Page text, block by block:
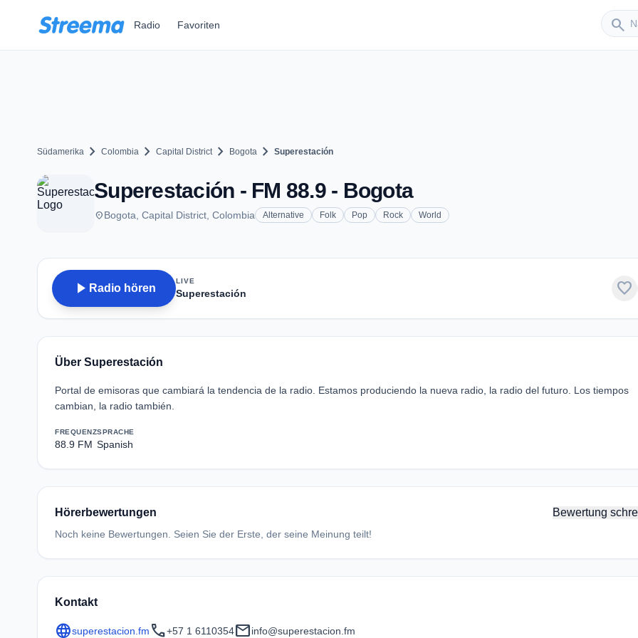
Radio Favoriten search
Südamerika chevron_right Colombia chevron_right Capital Districtchevron_right Bogota chevron_right Superestación
Superestación - FM 88.9 - Bogota
placeBogota, Capital District, Colombia Alternative Folk Pop Rock World
play_arrow Radio hören
LIVE
Superestación favorite
Über Superestación
Portal de emisoras que cambiará la tendencia de la radio. Estamos produciendo la nueva radio, la radio del futuro. Los tiempos
cambian, la radio también.
FREQUENZ
88.9 FM
SPRACHE
Spanish
Hörerbewertungen Bewertung
Noch keine Bewertungen. Seien Sie der Erste, der seine Meinung teilt!
Kontakt
languagesuperestacion.fm call+57 1 6110354mailinfo@superestacion.fm